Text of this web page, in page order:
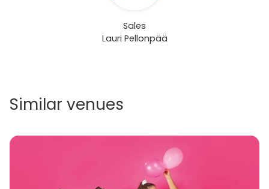
Sales
Lauri Pellonpää
Similar venues